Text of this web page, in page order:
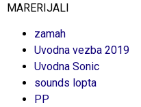
MARERIJALI
zamah
Uvodna vezba 2019
Uvodna Sonic
sounds lopta
PP